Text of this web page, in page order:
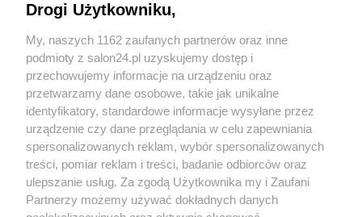
Sport
Społeczeństwo
Kultura
X Facebook Instagram Youtube
Drogi Użytkowniku,
My, naszych 1162 zaufanych partnerów oraz inne
podmioty z salon24.pl uzyskujemy dostęp i
przechowujemy informacje na urządzeniu oraz
przetwarzamy dane osobowe, takie jak unikalne
identyfikatory, standardowe informacje wysyłane przez
urządzenie czy dane przeglądania w celu zapewniania
spersonalizowanych reklam, wybór spersonalizowanych
treści, pomiar reklam i treści, badanie odbiorców oraz
ulepszanie usług. Za zgodą Użytkownika my i Zaufani
Partnerzy możemy używać dokładnych danych